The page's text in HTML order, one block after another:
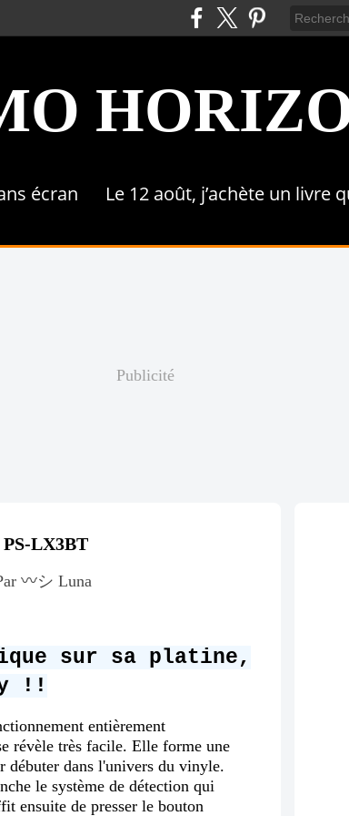
écran Le 12 août, j’achète un livre
Publicité
PS-LX3BT
〰️シ Luna
sur sa platine,
!!
entièrement
révèle très facile. Elle forme une
débuter dans l'univers du vinyle.
le système de détection qui
ensuite de presser le bouton